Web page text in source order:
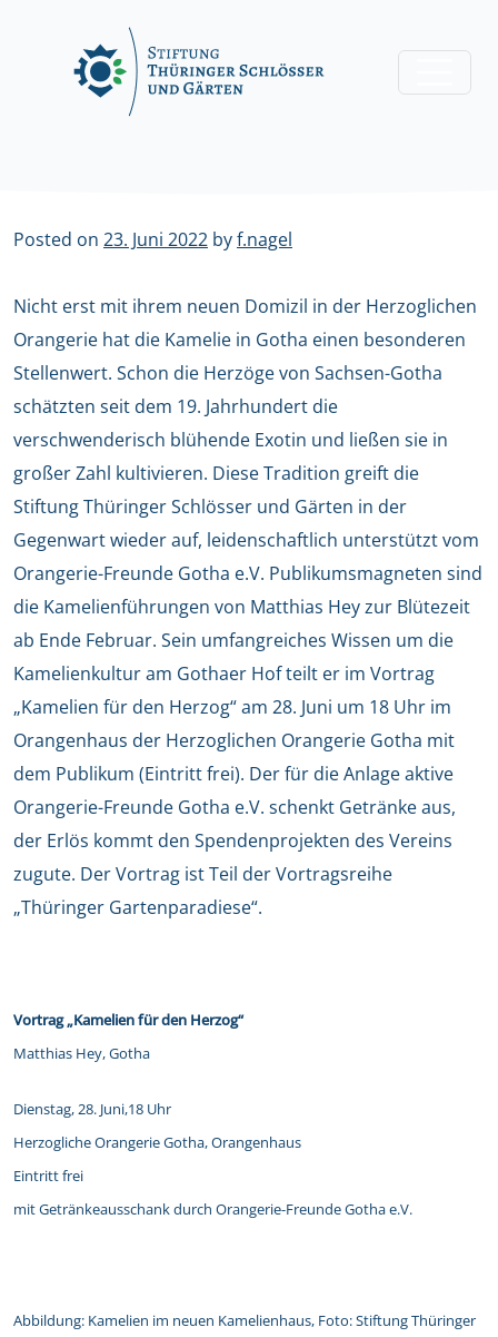
Posted on 23. Juni 2022 byf.nagel
Nicht erst mit ihrem neuen Domizil in der Herzoglichen
Orangerie hat die Kamelie in Gotha einen besonderen
Stellenwert. Schon die Herzöge von Sachsen-Gotha
schätzten seit dem 19. Jahrhundert die
verschwenderisch blühende Exotin und ließen sie in
großer Zahl kultivieren. Diese Tradition greift die
Stiftung Thüringer Schlösser und Gärten in der
Gegenwart wieder auf, leidenschaftlich unterstützt vom
Orangerie-Freunde Gotha e.V. Publikumsmagneten sind
die Kamelienführungen von Matthias Hey zur Blütezeit
ab Ende Februar. Sein umfangreiches Wissen um die
Kamelienkultur am Gothaer Hof teilt er im Vortrag
„Kamelien für den Herzog“ am 28. Juni um 18 Uhr im
Orangenhaus der Herzoglichen Orangerie Gotha mit
dem Publikum (Eintritt frei). Der für die Anlage aktive
Orangerie-Freunde Gotha e.V. schenkt Getränke aus,
der Erlös kommt den Spendenprojekten des Vereins
zugute. Der Vortrag ist Teil der Vortragsreihe
„Thüringer Gartenparadiese“.
Vortrag „Kamelien für den Herzog“
Matthias Hey, Gotha
Dienstag, 28. Juni,18 Uhr
Herzogliche Orangerie Gotha, Orangenhaus
Eintritt frei
mit Getränkeausschank durch Orangerie-Freunde Gotha e.V.
Abbildung: Kamelien im neuen Kamelienhaus, Foto: Stiftung Thüringer